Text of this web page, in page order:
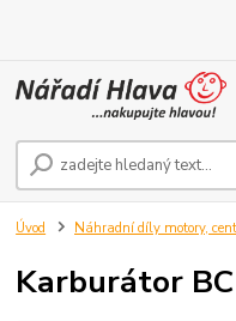
Úvod Náhradní díly motory,
Karburátor